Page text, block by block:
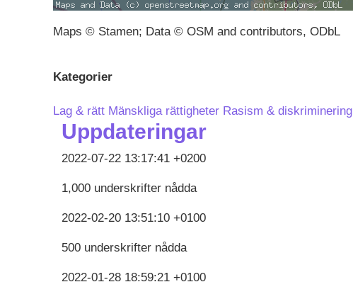
Maps © Stamen; Data © OSM and contributors, ODbL
Kategorier
Lag & rätt Mänskliga rättigheter Rasism & diskriminering
Uppdateringar
2022-07-22 13:17:41 +0200
1,000 underskrifter nådda
2022-02-20 13:51:10 +0100
500 underskrifter nådda
2022-01-28 18:59:21 +0100